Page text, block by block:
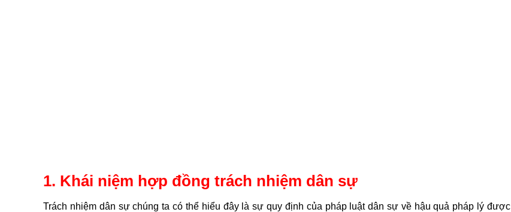
1. Khái niệm hợp đồng trách nhiệm dân sự
Trách nhiệm dân sự chúng ta có thể hiểu đây là sự quy định của pháp luật dân sự về hậu quả pháp lý được